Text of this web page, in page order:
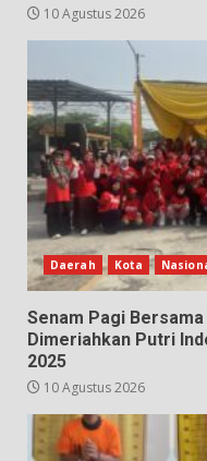
10 Agustus 2026
Daerah Kota
Senam Pagi
Dimeriahkan Putri
2025
10 Agustus 2026